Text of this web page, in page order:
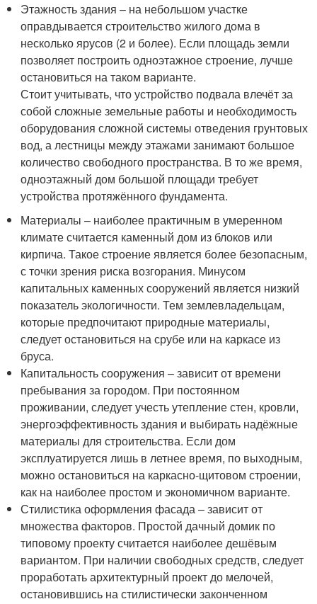
Этажность здания – на небольшом участке
оправдывается строительство жилого дома в
несколько ярусов (2 и более). Если площадь земли
позволяет построить одноэтажное строение, лучше
остановиться на таком варианте.
Стоит учитывать, что устройство подвала влечёт за
собой сложные земельные работы и необходимость
оборудования сложной системы отведения грунтовых
вод, а лестницы между этажами занимают большое
количество свободного пространства. В то же время,
одноэтажный дом большой площади требует
устройства протяжённого фундамента.
Материалы – наиболее практичным в умеренном
климате считается каменный дом из блоков или
кирпича. Такое строение является более безопасным,
с точки зрения риска возгорания. Минусом
капитальных каменных сооружений является низкий
показатель экологичности. Тем землевладельцам,
которые предпочитают природные материалы,
следует остановиться на срубе или на каркасе из
бруса.
Капитальность сооружения – зависит от времени
пребывания за городом. При постоянном
проживании, следует учесть утепление стен, кровли,
энергоэффективность здания и выбирать надёжные
материалы для строительства. Если дом
эксплуатируется лишь в летнее время, по выходным,
можно остановиться на каркасно-щитовом строении,
как на наиболее простом и экономичном варианте.
Стилистика оформления фасада – зависит от
множества факторов. Простой дачный домик по
типовому проекту считается наиболее дешёвым
вариантом. При наличии свободных средств, следует
проработать архитектурный проект до мелочей,
остановившись на стилистически законченном